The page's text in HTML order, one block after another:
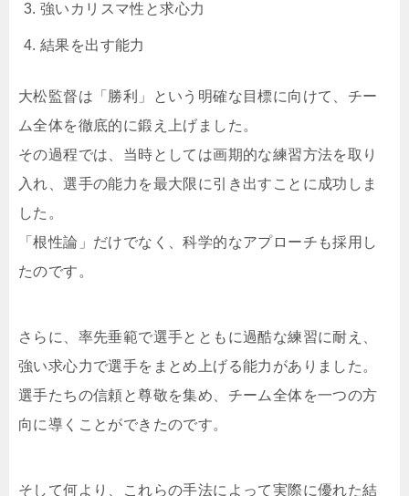
強いカリスマ性と求心力
結果を出す能力
大松監督は「勝利」という明確な目標に向けて、チー
ム全体を徹底的に鍛え上げました。
その過程では、当時としては画期的な練習方法を取り
入れ、選手の能力を最大限に引き出すことに成功しま
した。
「根性論」だけでなく、科学的なアプローチも採用し
たのです。
さらに、率先垂範で選手とともに過酷な練習に耐え、
強い求心力で選手をまとめ上げる能力がありました。
選手たちの信頼と尊敬を集め、チーム全体を一つの方
向に導くことができたのです。
そして何より、これらの手法によって実際に優れた結